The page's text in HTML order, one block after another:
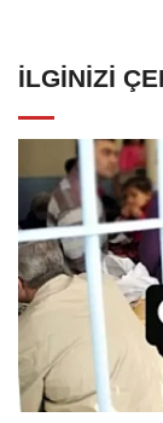
İLGINIZI